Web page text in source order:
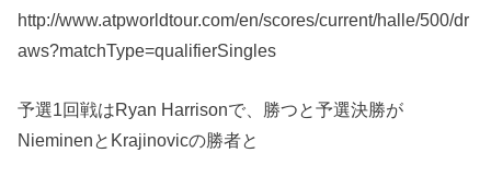
http://www.atpworldtour.com/en/scores/current/halle/500/dr
aws?matchType=qualifierSingles
予選1回戦はRyan Harrisonで、勝つと予選決勝が
NieminenとKrajinovicの勝者と